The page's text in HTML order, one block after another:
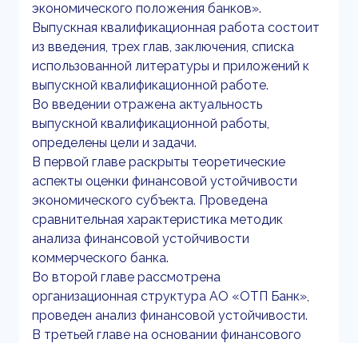
экономического положения банков».
Выпускная квалификационная работа состоит
из введения, трех глав, заключения, списка
использованной литературы и приложений к
выпускной квалификационной работе.
Во введении отражена актуальность
выпускной квалификационной работы,
определены цели и задачи.
В первой главе раскрыты теоретические
аспекты оценки финансовой устойчивости
экономического субъекта. Проведена
сравнительная характеристика методик
анализа финансовой устойчивости
коммерческого банка.
Во второй главе рассмотрена
организационная структура АО «ОТП Банк»,
проведен анализ финансовой устойчивости.
В третьей главе на основании финансового